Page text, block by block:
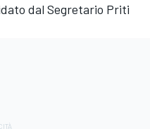
dal Segretario Priti